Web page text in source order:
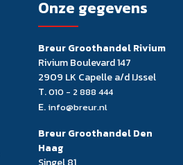
Onze gegevens
Breur Groothandel Rivium
Rivium Boulevard 147
2909 LK Capelle a/d IJssel
T.010 - 2 888 444
E. info@breur.nl
Breur Groothandel Den
Haag